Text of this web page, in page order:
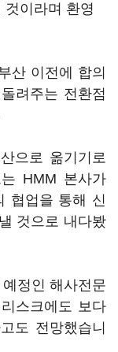
것이라며 환영
산 이전에 합의
려주는 전환점
으로 옮기기로
HMM 본사가
협업을 통해 신
것으로 내다봤
정인 해사전문
스크에도 보다
도 전망했습니